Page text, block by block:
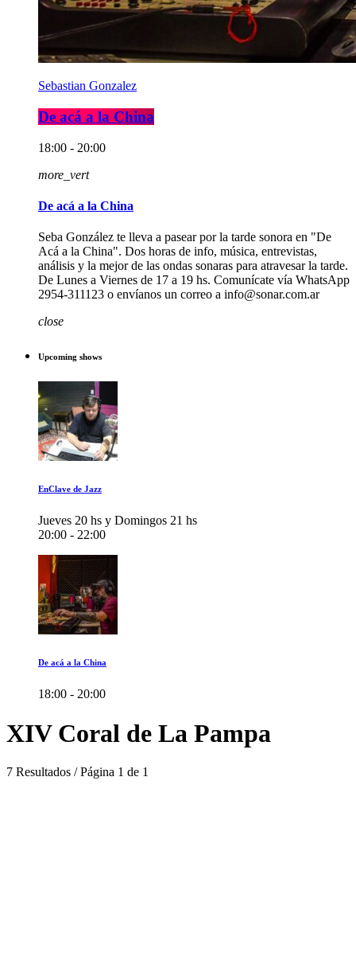
Sebastian Gonzalez
De acá a la China
18:00 - 20:00
more_vert
De acá a la China
Seba González te lleva a pasear por la tarde sonora en "De
Acá a la China". Dos horas de info, música, entrevistas,
análisis y la mejor de las ondas sonaras para atravesar la tarde.
De Lunes a Viernes de 17 a 19 hs. Comunícate vía WhatsApp
2954-311123 o envíanos un correo a info@sonar.com.ar
close
Upcoming shows
EnClave de Jazz
Jueves 20 hs y Domingos 21 hs
20:00 - 22:00
De acá a la China
18:00 - 20:00
XIV Coral de La Pampa
7 Resultados / Página 1 de 1